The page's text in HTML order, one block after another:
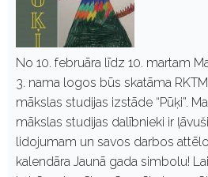
No 10. februāra līdz 10. martam
3. nama logos būs skatāma
mākslas studijas izstāde “Pūķi”.
mākslas studijas dalībnieki ir
lidojumam un savos darbos
kalendāra Jaunā gada simbolu!